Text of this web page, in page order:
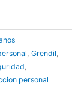
, Grendil,
,
personal